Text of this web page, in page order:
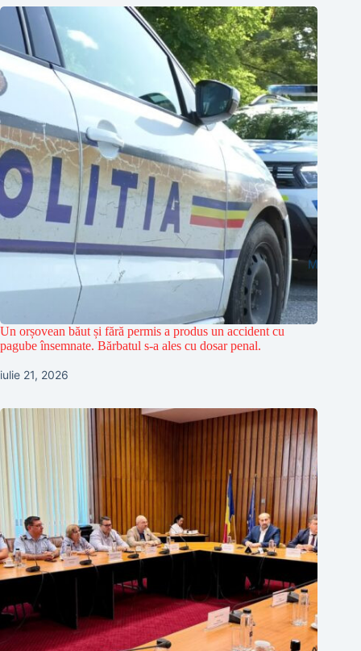
Un orșovean băut și fără permis a produs un accident cu
pagube însemnate. Bărbatul s-a ales cu dosar penal.
iulie 21, 2026